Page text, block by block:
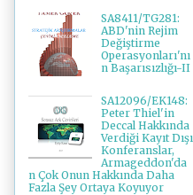
SA8411/TG281:
ABD'nin Rejim
Değiştirme
Operasyonları'nı
n Başarısızlığı-II
SA12096/EK148:
Peter Thiel'in
Deccal Hakkında
Verdiği Kayıt Dışı
Konferanslar,
Armageddon'da
n Çok Onun Hakkında Daha
Fazla Şey Ortaya Koyuyor